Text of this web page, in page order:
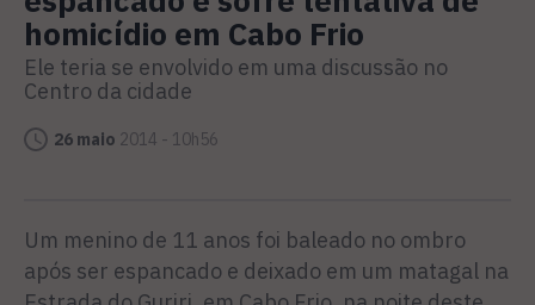
homicídio em Cabo Frio
Ele teria se envolvido em uma discussão no
Centro da cidade
26 maio 2014 - 10h56
Um menino de 11 anos foi baleado no ombro
após ser espancado e deixado em um matagal na